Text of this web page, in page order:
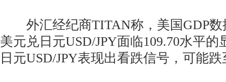
外汇经纪商TITAN称，美国GDP数
美元兑日元USD/JPY面临109.70水平
日元USD/JPY表现出看跌信号，可能跌